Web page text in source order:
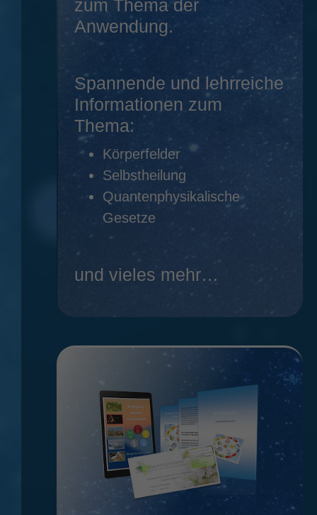
zum Thema der
Anwendung.
Spannende und lehrreiche
Informationen zum
Thema:
Körperfelder
Selbstheilung
Quantenphysikalische
Gesetze
und vieles mehr…